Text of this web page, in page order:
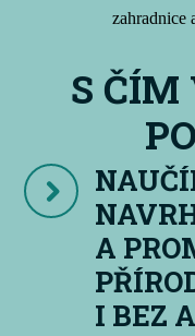
zahradnice
S ČÍM
A
I BEZ